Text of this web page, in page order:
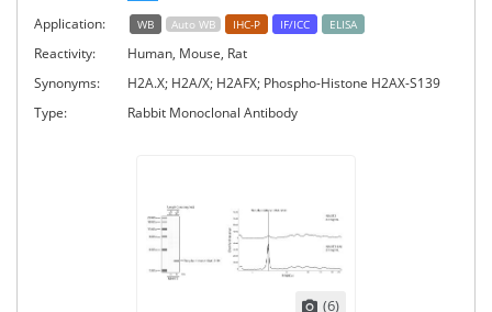
Application:
WB Auto WB IHC-P IF/ICC ELISA
Reactivity:
Human, Mouse, Rat
Synonyms:
H2A.X; H2A/X; H2AFX; Phospho-Histone H2AX-S139
Type:
Rabbit Monoclonal Antibody
(6)